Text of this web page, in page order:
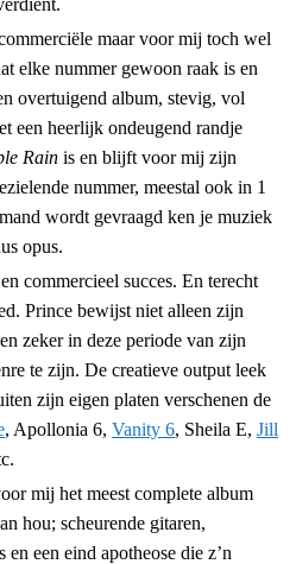
maar voor mij toch wel
elke nummer gewoon raak is en
overtuigend album, stevig, vol
een heerlijk ondeugend randje
Rain is en blijft voor mij zijn
nummer, meestal ook in 1
wordt gevraagd ken je muziek
opus.
commercieel succes. En terecht
Prince bewijst niet alleen zijn
zeker in deze periode van zijn
te zijn. De creatieve output leek
zijn eigen platen verschenen de
, Apollonia 6, Vanity 6, Sheila E, Jill
mij het meest complete album
hou; scheurende gitaren,
en een eind apotheose die z’n